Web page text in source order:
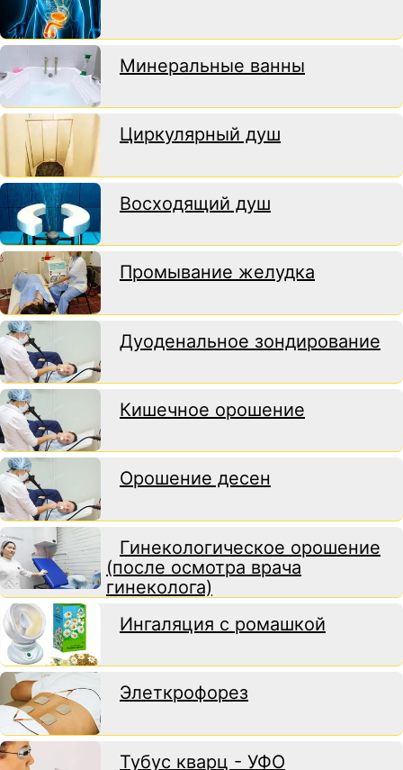
Минеральные ванны
Циркулярный душ
Восходящий душ
Промывание желудка
Дуоденальное зондирование
Кишечное орошение
Орошение десен
Гинекологическое орошение
(после осмотра врача
гинеколога)
Ингаляция с ромашкой
Элеткрофорез
Тубус кварц - УФО